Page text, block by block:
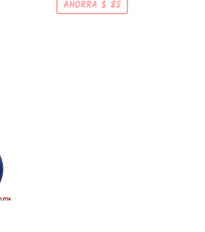
AHORRA $ 85